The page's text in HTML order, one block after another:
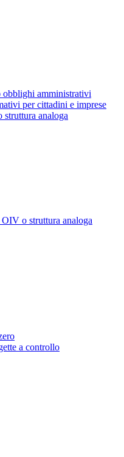
obblighi amministrativi
per cittadini e imprese
analoga
o struttura analoga
a controllo